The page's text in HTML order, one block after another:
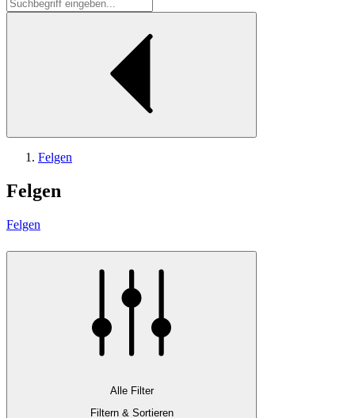
Felgen
Felgen
Felgen
Alle Filter
Filtern & Sortieren